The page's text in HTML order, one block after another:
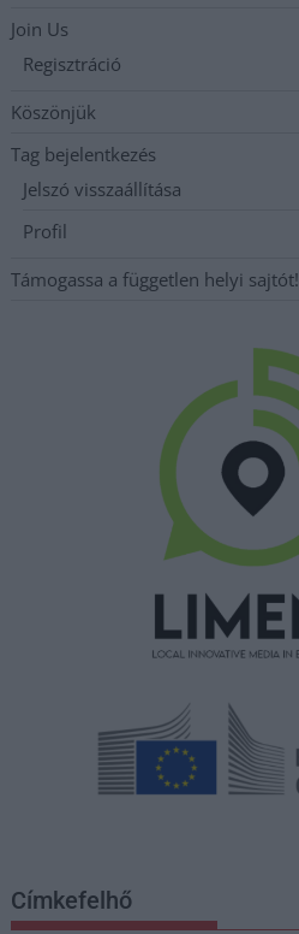
Join Us
Regisztráció
Köszönjük
Tag bejelentkezés
Jelszó visszaállítása
Profil
Támogassa a független helyi sajtót!
Címkefelhő